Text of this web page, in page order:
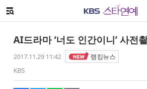
메뉴 열기
AI드라마 ‘너도 인간이니’ 사전
2017.11.29 11:42
랭킹뉴스
KBS
페이스북
트위터
네이버
URL복사
글씨 작게보기
글씨 크게보기
해시태그